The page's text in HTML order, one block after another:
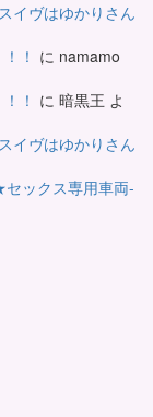
イヴはゆかりさん
！ に namamo
！ に 暗黒王 よ
イヴはゆかりさん
ックス専用車両-